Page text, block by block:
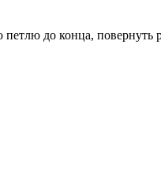
до конца,